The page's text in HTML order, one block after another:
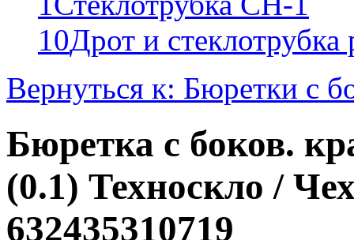
10Дрот и
Вернуться к: Бюретки с
Бюретка с боков.
(0.1) Техноскло /
632435310719